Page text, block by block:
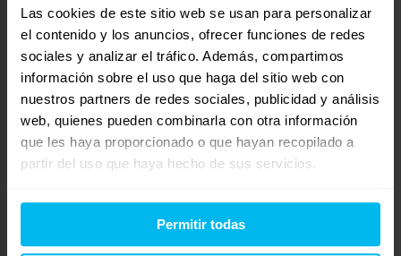
Las cookies de este sitio web se usan para personalizar
el contenido y los anuncios, ofrecer funciones de redes
sociales y analizar el tráfico. Además, compartimos
información sobre el uso que haga del sitio web con
nuestros partners de redes sociales, publicidad y análisis
web, quienes pueden combinarla con otra información
que les haya proporcionado o que hayan recopilado a
partir del uso que haya hecho de sus servicios.
Permitir todas
Colchones usados
Iniciado por: Daniela
hace 1 año, 8 meses
Daniela
Moho en el colchón